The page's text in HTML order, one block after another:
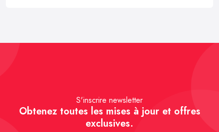
S'inscrire newsletter
Obtenez toutes les mises à jour et offres
exclusives.